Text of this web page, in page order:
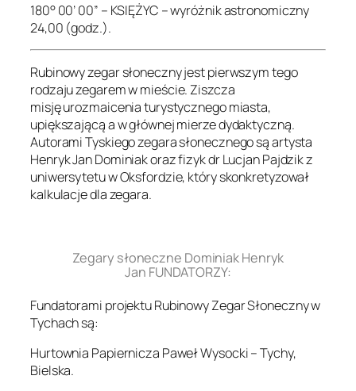
180° 00’ 00” – KSIĘŻYC – wyróżnik astronomiczny
24,00 (godz.).
Rubinowy zegar słoneczny jest pierwszym tego
rodzaju zegarem w mieście. Ziszcza
misję urozmaicenia turystycznego miasta,
upiększającą a w głównej mierze dydaktyczną.
Autorami Tyskiego zegara słonecznego są artysta
Henryk Jan Dominiak oraz fizyk dr Lucjan Pajdzik z
uniwersytetu w Oksfordzie, który skonkretyzował
kalkulacje dla zegara.
Zegary słoneczne Dominiak Henryk
Jan FUNDATORZY:
Fundatorami projektu Rubinowy Zegar Słoneczny w
Tychach są:
Hurtownia Papiernicza Paweł Wysocki – Tychy,
Bielska.